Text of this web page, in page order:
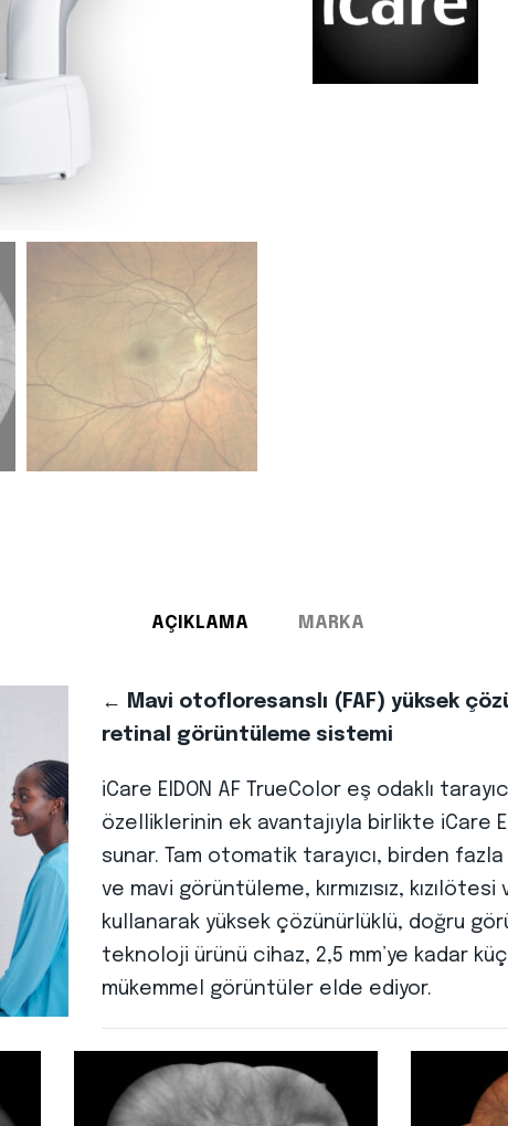
AÇIKLAMA MARKA
← Mavi otofloresanslı (FAF) yüksek
retinal görüntüleme sistemi
iCare EIDON AF TrueColor eş odaklı
özelliklerinin ek avantajıyla birlikte iCare
sunar. Tam otomatik tarayıcı, birden fazla
ve mavi görüntüleme, kırmızısız,
kullanarak yüksek çözünürlüklü, doğru
teknoloji ürünü cihaz, 2,5 mm’ye kadar
mükemmel görüntüler elde ediyor.